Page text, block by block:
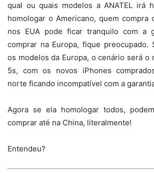
qual ou quais modelos a ANATEL irá
homologar o Americano, quem compra
nos EUA pode ficar tranquilo com a
comprar na Europa, fique preocupado.
os modelos da Europa, o cenário será o
5s, com os novos iPhones
norte ficando incompatível com a
Agora se ela homologar todos,
comprar até na China, literalmente!
Entendeu?